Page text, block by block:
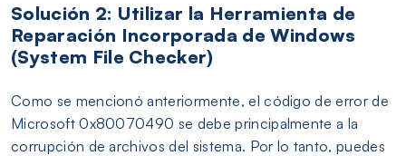
Solución 2: Utilizar la Herramienta de
Reparación Incorporada de Windows
(System File Checker)
Como se mencionó anteriormente, el código de error de
Microsoft 0x80070490 se debe principalmente a la
corrupción de archivos del sistema. Por lo tanto, puedes